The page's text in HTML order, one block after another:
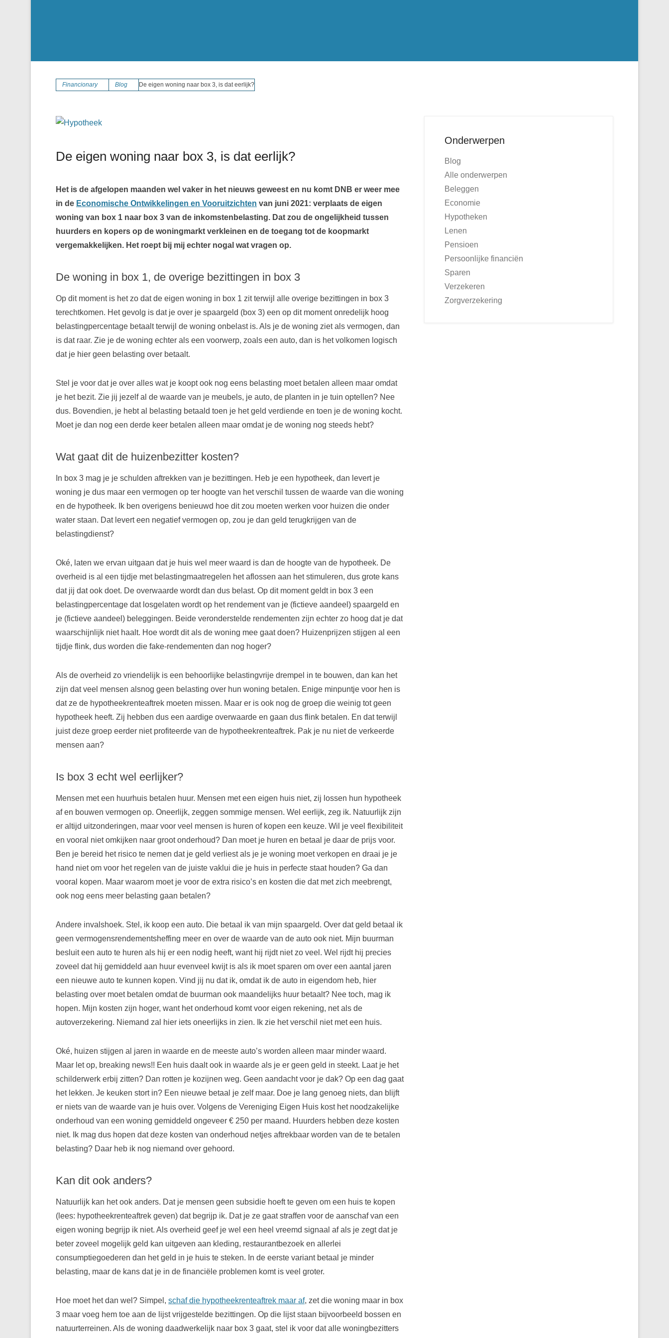
Financionary Blog De eigen woning naar box 3, is dat eerlijk?
De eigen woning naar box 3, is dat eerlijk?
Het is de afgelopen maanden wel vaker in het nieuws geweest en nu komt DNB er weer mee
in de Economische Ontwikkelingen en Vooruitzichten van juni 2021: verplaats de eigen
woning van box 1 naar box 3 van de inkomstenbelasting. Dat zou de ongelijkheid tussen
huurders en kopers op de woningmarkt verkleinen en de toegang tot de koopmarkt
vergemakkelijken. Het roept bij mij echter nogal wat vragen op.
De woning in box 1, de overige bezittingen in box 3
Op dit moment is het zo dat de eigen woning in box 1 zit terwijl alle overige bezittingen in box 3
terechtkomen. Het gevolg is dat je over je spaargeld (box 3) een op dit moment onredelijk hoog
belastingpercentage betaalt terwijl de woning onbelast is. Als je de woning ziet als vermogen, dan
is dat raar. Zie je de woning echter als een voorwerp, zoals een auto, dan is het volkomen logisch
dat je hier geen belasting over betaalt.
Stel je voor dat je over alles wat je koopt ook nog eens belasting moet betalen alleen maar omdat
je het bezit. Zie jij jezelf al de waarde van je meubels, je auto, de planten in je tuin optellen? Nee
dus. Bovendien, je hebt al belasting betaald toen je het geld verdiende en toen je de woning kocht.
Moet je dan nog een derde keer betalen alleen maar omdat je de woning nog steeds hebt?
Wat gaat dit de huizenbezitter kosten?
In box 3 mag je je schulden aftrekken van je bezittingen. Heb je een hypotheek, dan levert je
woning je dus maar een vermogen op ter hoogte van het verschil tussen de waarde van die woning
en de hypotheek. Ik ben overigens benieuwd hoe dit zou moeten werken voor huizen die onder
water staan. Dat levert een negatief vermogen op, zou je dan geld terugkrijgen van de
belastingdienst?
Oké, laten we ervan uitgaan dat je huis wel meer waard is dan de hoogte van de hypotheek. De
overheid is al een tijdje met belastingmaatregelen het aflossen aan het stimuleren, dus grote kans
dat jij dat ook doet. De overwaarde wordt dan dus belast. Op dit moment geldt in box 3 een
belastingpercentage dat losgelaten wordt op het rendement van je (fictieve aandeel) spaargeld en
je (fictieve aandeel) beleggingen. Beide veronderstelde rendementen zijn echter zo hoog dat je dat
waarschijnlijk niet haalt. Hoe wordt dit als de woning mee gaat doen? Huizenprijzen stijgen al een
tijdje flink, dus worden die fake-rendementen dan nog hoger?
Als de overheid zo vriendelijk is een behoorlijke belastingvrije drempel in te bouwen, dan kan het
zijn dat veel mensen alsnog geen belasting over hun woning betalen. Enige minpuntje voor hen is
dat ze de hypotheekrenteaftrek moeten missen. Maar er is ook nog de groep die weinig tot geen
hypotheek heeft. Zij hebben dus een aardige overwaarde en gaan dus flink betalen. En dat terwijl
juist deze groep eerder niet profiteerde van de hypotheekrenteaftrek. Pak je nu niet de verkeerde
mensen aan?
Is box 3 echt wel eerlijker?
Mensen met een huurhuis betalen huur. Mensen met een eigen huis niet, zij lossen hun hypotheek
af en bouwen vermogen op. Oneerlijk, zeggen sommige mensen. Wel eerlijk, zeg ik. Natuurlijk zijn
er altijd uitzonderingen, maar voor veel mensen is huren of kopen een keuze. Wil je veel flexibiliteit
en vooral niet omkijken naar groot onderhoud? Dan moet je huren en betaal je daar de prijs voor.
Ben je bereid het risico te nemen dat je geld verliest als je je woning moet verkopen en draai je je
hand niet om voor het regelen van de juiste vaklui die je huis in perfecte staat houden? Ga dan
vooral kopen. Maar waarom moet je voor de extra risico’s en kosten die dat met zich meebrengt,
ook nog eens meer belasting gaan betalen?
Andere invalshoek. Stel, ik koop een auto. Die betaal ik van mijn spaargeld. Over dat geld betaal ik
geen vermogensrendementsheffing meer en over de waarde van de auto ook niet. Mijn buurman
besluit een auto te huren als hij er een nodig heeft, want hij rijdt niet zo veel. Wel rijdt hij precies
zoveel dat hij gemiddeld aan huur evenveel kwijt is als ik moet sparen om over een aantal jaren
een nieuwe auto te kunnen kopen. Vind jij nu dat ik, omdat ik de auto in eigendom heb, hier
belasting over moet betalen omdat de buurman ook maandelijks huur betaalt? Nee toch, mag ik
hopen. Mijn kosten zijn hoger, want het onderhoud komt voor eigen rekening, net als de
autoverzekering. Niemand zal hier iets oneerlijks in zien. Ik zie het verschil niet met een huis.
Oké, huizen stijgen al jaren in waarde en de meeste auto’s worden alleen maar minder waard.
Maar let op, breaking news!! Een huis daalt ook in waarde als je er geen geld in steekt. Laat je het
schilderwerk erbij zitten? Dan rotten je kozijnen weg. Geen aandacht voor je dak? Op een dag gaat
het lekken. Je keuken stort in? Een nieuwe betaal je zelf maar. Doe je lang genoeg niets, dan blijft
er niets van de waarde van je huis over. Volgens de Vereniging Eigen Huis kost het noodzakelijke
onderhoud van een woning gemiddeld ongeveer € 250 per maand. Huurders hebben deze kosten
niet. Ik mag dus hopen dat deze kosten van onderhoud netjes aftrekbaar worden van de te betalen
belasting? Daar heb ik nog niemand over gehoord.
Kan dit ook anders?
Natuurlijk kan het ook anders. Dat je mensen geen subsidie hoeft te geven om een huis te kopen
(lees: hypotheekrenteaftrek geven) dat begrijp ik. Dat je ze gaat straffen voor de aanschaf van een
eigen woning begrijp ik niet. Als overheid geef je wel een heel vreemd signaal af als je zegt dat je
beter zoveel mogelijk geld kan uitgeven aan kleding, restaurantbezoek en allerlei
consumptiegoederen dan het geld in je huis te steken. In de eerste variant betaal je minder
belasting, maar de kans dat je in de financiële problemen komt is veel groter.
Hoe moet het dan wel? Simpel, schaf die hypotheekrenteaftrek maar af, zet die woning maar in box
3 maar voeg hem toe aan de lijst vrijgestelde bezittingen. Op die lijst staan bijvoorbeeld bossen en
natuurterreinen. Als de woning daadwerkelijk naar box 3 gaat, stel ik voor dat alle woningbezitters
Onderwerpen
Blog
Alle onderwerpen
Beleggen
Economie
Hypotheken
Lenen
Pensioen
Persoonlijke financiën
Sparen
Verzekeren
Zorgverzekering